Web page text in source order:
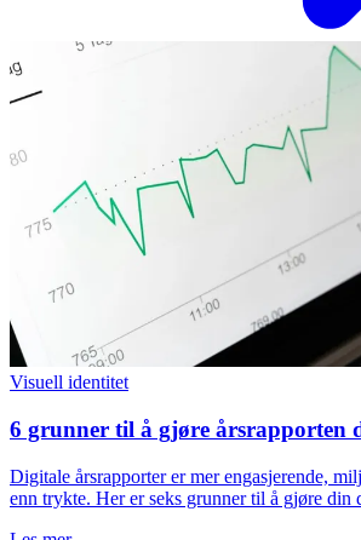
Visuell identitet
6 grunner til å gjøre årsrapporten
Digitale årsrapporter er mer engasjerende,
enn trykte. Her er seks grunner til å gjøre din